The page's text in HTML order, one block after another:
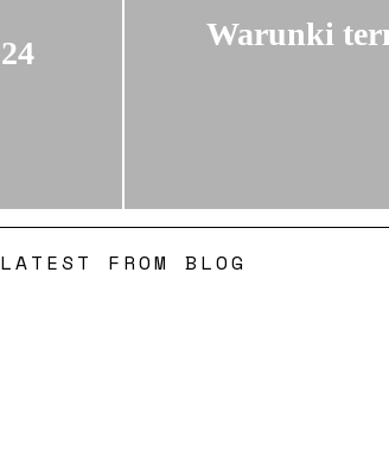
Warunki
LATEST FROM BLOG